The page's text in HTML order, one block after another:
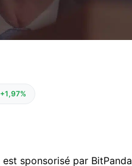
+1,97%
sponsorisé par BitPanda